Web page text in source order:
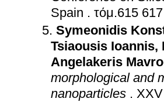
Spain .
Symeonidis
Tsiaousis Ioannis,
Angelakeris
morphological and
nanoparticles .